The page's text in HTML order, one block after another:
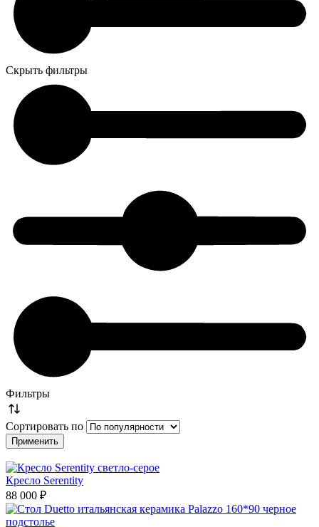
Скрыть фильтры
Фильтры
Сортировать по
Кресло Serentity
88 000 ₽